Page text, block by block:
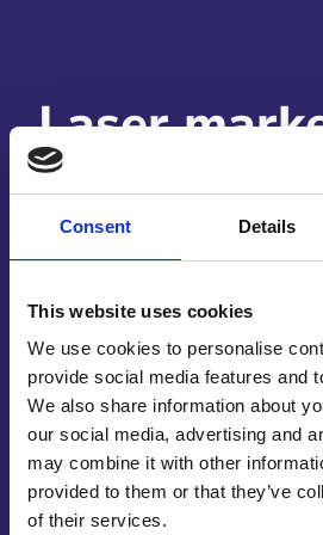
Consent Details
This website uses cookies
We use cookies to personalise
provide social media features and
We also share information about
our social media, advertising and
may combine it with other
provided to them or that they’ve
of their services.
Laser
met CO2
specialiteit
Reijnders
en Laser
Het laser markeren met CO2
Reijnders Graveer en
met de speciale Sei Mercury
geavanceerd apparaat. U kunt
materiaal vrijblijvend laten